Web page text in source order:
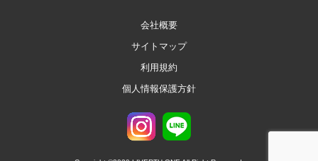
会社概要
サイトマップ
利用規約
個人情報保護方針